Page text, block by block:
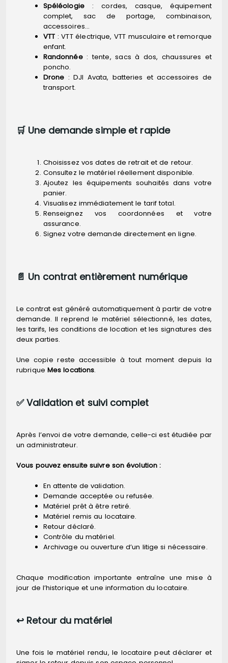
Spéléologie: cordes, casque, équipement
complet, sac de portage, combinaison,
accessoires…
VTT : VTT électrique, VTT musculaire et remorque
enfant.
Randonnée: tente, sacs à dos, chaussures et
poncho.
Drone : DJI Avata, batteries et accessoires de
transport.
🛒 Une demande simple et rapide
Choisissez vos dates de retrait et de retour.
Consultez le matériel réellement disponible.
Ajoutez les équipements souhaités dans votre
panier.
Visualisez immédiatement le tarif total.
Renseignez vos coordonnées et votre
assurance.
Signez votre demande directement en ligne.
📄 Un contrat entièrement numérique
Le contrat est généré automatiquement à partir de votre
demande. Il reprend le matériel sélectionné, les dates,
les tarifs, les conditions de location et les signatures des
deux parties.
Une copie reste accessible à tout moment depuis la
rubrique Mes locations.
✅ Validation et suivi complet
Après l’envoi de votre demande, celle-ci est étudiée par
un administrateur.
Vous pouvez ensuite suivre son évolution :
En attente de validation.
Demande acceptée ou refusée.
Matériel prêt à être retiré.
Matériel remis au locataire.
Retour déclaré.
Contrôle du matériel.
Archivage ou ouverture d’un litige si nécessaire.
Chaque modification importante entraîne une mise à
jour de l’historique et une information du locataire.
↩️ Retour du matériel
Une fois le matériel rendu, le locataire peut déclarer et